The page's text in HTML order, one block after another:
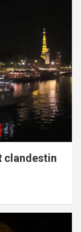
clandestin